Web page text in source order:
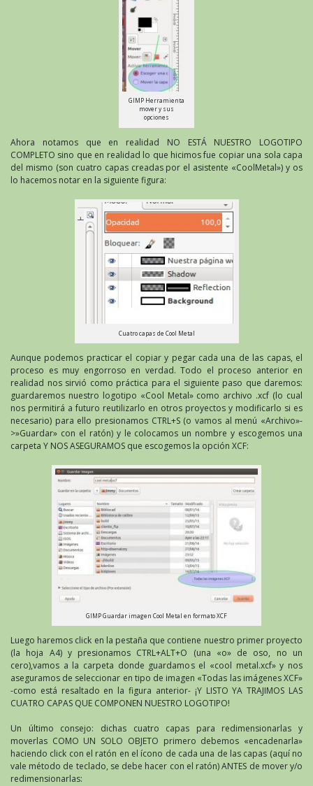
GIMP Herramienta
mover y sus
opciones
Ahora notamos que en realidad NO ESTÁ NUESTRO LOGOTIPO
COMPLETO sino que en realidad lo que hicimos fue copiar una sola capa
del mismo (son cuatro capas creadas por el asistente «CoolMetal») y os
lo hacemos notar en la siguiente figura:
Cuatro capas de Cool Metal
Aunque podemos practicar el copiar y pegar cada una de las capas, el
proceso es muy engorroso en verdad. Todo el proceso anterior en
realidad nos sirvió como práctica para el siguiente paso que daremos:
guardaremos nuestro logotipo «Cool Metal» como archivo .xcf (lo cual
nos permitirá a futuro reutilizarlo en otros proyectos y modificarlo si es
necesario) para ello presionamos CTRL+S (o vamos al menú «Archivo»-
>»Guardar» con el ratón) y le colocamos un nombre y escogemos una
carpeta Y NOS ASEGURAMOS que escogemos la opción XCF:
GIMP Guardar imagen Cool Metal en formato XCF
Luego haremos click en la pestaña que contiene nuestro primer proyecto
(la hoja A4) y presionamos CTRL+ALT+O (una «o» de oso, no un
cero),vamos a la carpeta donde guardamos el «cool metal.xcf» y nos
aseguramos de seleccionar en tipo de imagen «Todas las imágenes XCF»
-como está resaltado en la figura anterior- ¡Y LISTO YA TRAJIMOS LAS
CUATRO CAPAS QUE COMPONEN NUESTRO LOGOTIPO!
Un último consejo: dichas cuatro capas para redimensionarlas y
moverlas COMO UN SOLO OBJETO primero debemos «encadenarla»
haciendo click con el ratón en el ícono de cada una de las capas (aquí no
vale método de teclado, se debe hacer con el ratón) ANTES de mover y/o
redimensionarlas: